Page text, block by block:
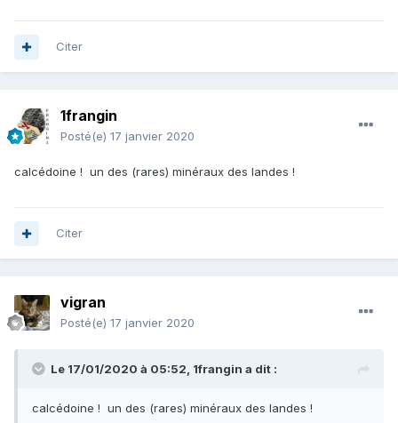
Citer
1frangin
Posté(e) 17 janvier 2020
calcédoine ! un des (rares) minéraux des landes !
Citer
vigran
Posté(e) 17 janvier 2020
Le 17/01/2020 à 05:52, 1frangin a dit :
calcédoine ! un des (rares) minéraux des landes !